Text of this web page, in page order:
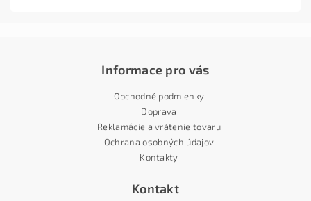
Informace pro vás
Obchodné podmienky
Doprava
Reklamácie a vrátenie tovaru
Ochrana osobných údajov
Kontakty
Kontakt